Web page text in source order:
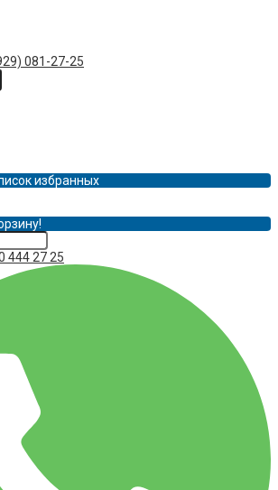
081-27-25
избранных
444 27 25